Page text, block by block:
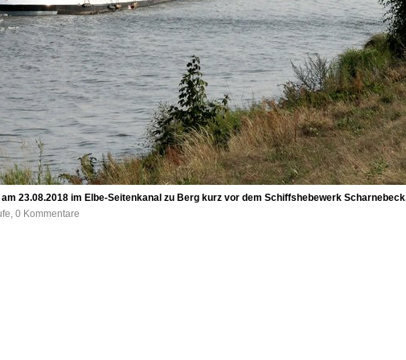
23.08.2018 im Elbe-Seitenkanal zu Berg kurz vor dem Schiffshebewerk
0 Kommentare